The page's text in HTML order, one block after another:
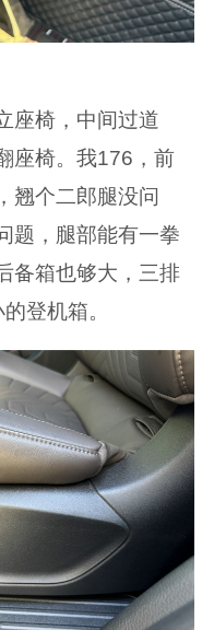
座椅，中间过道
座椅。我176，前
翘个二郎腿没问
题，腿部能有一拳
备箱也够大，三排
登机箱。